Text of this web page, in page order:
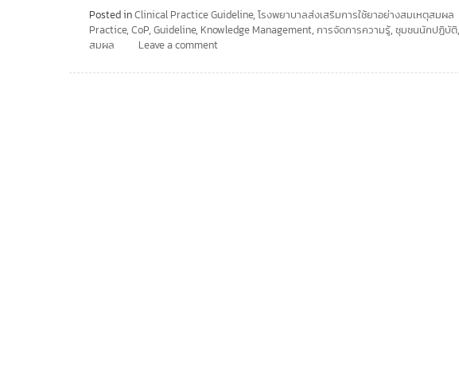
Posted inClinical Practice Guideline,โรงพยาบาลส่งเสริมการใช้ยาอย่างสมเหตุสมผล
Practice,CoP,Guideline, Knowledge Management,การจัดการความรู้,ชุมชนนักปฏิบัติ
สมผล
Leave a comment